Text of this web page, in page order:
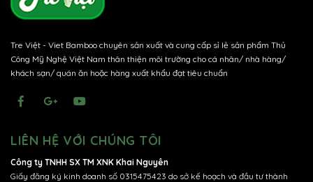
Tre Việt - Viet Bamboo chuyên sản xuất và cung cấp sỉ lẻ sản phẩm Thủ
Công Mỹ Nghệ Việt Nam thân thiện môi trường cho cá nhân/ nhà hàng/
khách sạn/ quán ăn hoặc hàng xuất khẩu đạt tiêu chuẩn
LIÊN HỆ VỚI CHÚNG TÔI
Công ty TNHH SX TM XNK Khai Nguyên
Giấy đăng ký kinh doanh số 0315475423 do sở kế hoạch và đầu tư thành